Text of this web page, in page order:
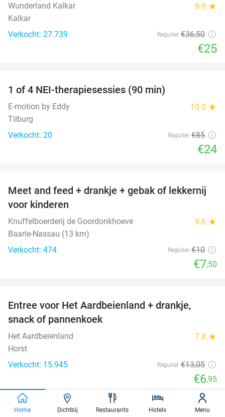
Wunderland Kalkar 8.9 star
Kalkar
Verkocht: 27.739
Regulier €36,50
€25
1 of 4 NEI-therapiesessies (90 min)
E-motion by Eddy 10.0 star
Tilburg
Verkocht: 20
Regulier €85
€24
25%
Meet and feed + drankje + gebak of lekkernij
voor kinderen
Knuffelboerderij de Goordonkhoeve 9.6 star
Baarle-Nassau (13 km)
Verkocht: 474
Regulier €10
€7,50
Entree voor Het Aardbeienland + drankje,
snack of pannenkoek
Het Aardbeienland 7.8 star
Horst
Verkocht: 15.945
Regulier €13,05
€6,95
Home Dichtbij Restaurants Hotels Menu